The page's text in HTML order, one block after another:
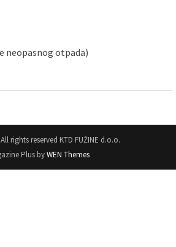
neopasnog otpada)
rights reserved KTD FUŽINE d.o.o.
Plus byWEN Themes